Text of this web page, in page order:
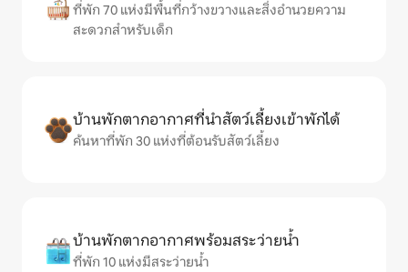
ที่พัก 70 แห่งมีพื้นที่กว้างขวางและสิ่งอำนวยความ
สะดวกสำหรับเด็ก
บ้านพักตากอากาศที่นำสัตว์เลี้ยงเข้าพักได้
ค้นหาที่พัก 30 แห่งที่ต้อนรับสัตว์เลี้ยง
บ้านพักตากอากาศพร้อมสระว่ายน้ำ
ที่พัก 10 แห่งมีสระว่ายน้ำ